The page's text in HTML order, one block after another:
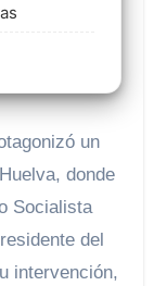
donde
Socialista
del
intervención,